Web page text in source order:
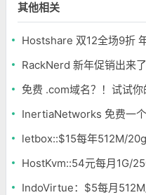
其他相关
Hostshare 双12全场9折
RackNerd 新年促销出来
免费 .com域名？！试试
InertiaNetworks 免费一
letbox::$15每年512M/
HostKvm::54元每月1G/
IndoVirtue：$5每月